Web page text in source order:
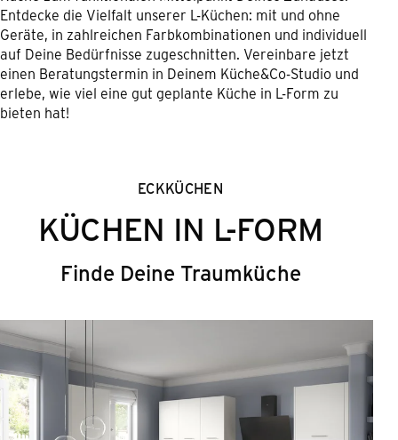
Entdecke die Vielfalt unserer L-Küchen: mit und ohne
Geräte, in zahlreichen Farbkombinationen und individuell
auf Deine Bedürfnisse zugeschnitten. Vereinbare jetzt
einen Beratungstermin in Deinem Küche&Co-Studio und
erlebe, wie viel eine gut geplante Küche in L-Form zu
bieten hat!
ECKKÜCHEN
KÜCHEN IN L-FORM
Finde Deine Traumküche